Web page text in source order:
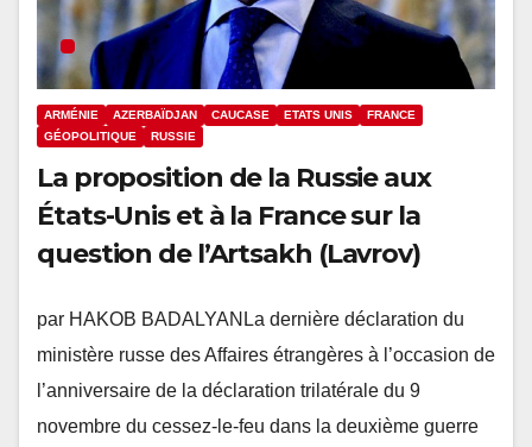
ARMÉNIE AZERBAÏDJAN CAUCASE ETATS UNIS
FRANCE
GÉOPOLITIQUE
RUSSIE
La proposition de la Russie aux
États-Unis et à la France sur la
question de l’Artsakh (Lavrov)
par HAKOB BADALYANLa dernière déclaration du
ministère russe des Affaires étrangères à l’occasion de
l’anniversaire de la déclaration trilatérale du 9
novembre du cessez-le-feu dans la deuxième guerre